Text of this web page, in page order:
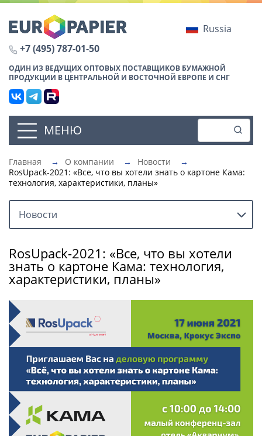
Russia
+7 (495) 787-01-50
ОДИН ИЗ ВЕДУЩИХ ОПТОВЫХ ПОСТАВЩИКОВ БУМАЖНОЙ
ПРОДУКЦИИ В ЦЕНТРАЛЬНОЙ И ВОСТОЧНОЙ ЕВРОПЕ И СНГ
МЕНЮ
Главная → О компании → Новости
→
RosUpack-2021: «Все, что вы хотели знать о картоне Кама:
технология, характеристики, планы»
Новости
RosUpack-2021: «Все, что вы хотели
знать о картоне Кама: технология,
характеристики, планы»